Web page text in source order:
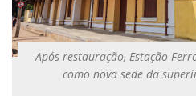
Após restauração, Estação
como nova sede da